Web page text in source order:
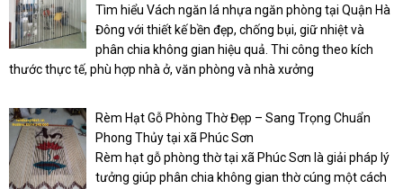
Tìm hiểu Vách ngăn lá nhựa ngăn phòng tại Quận Hà
Đông với thiết kế bền đẹp, chống bụi, giữ nhiệt và
phân chia không gian hiệu quả. Thi công theo kích
thước thực tế, phù hợp nhà ở, văn phòng và nhà xưởng
Rèm Hạt Gỗ Phòng Thờ Đẹp – Sang Trọng Chuẩn
Phong Thủy tại xã Phúc Sơn
Rèm hạt gỗ phòng thờ tại xã Phúc Sơn là giải pháp lý
tưởng giúp phân chia không gian thờ cúng một cách